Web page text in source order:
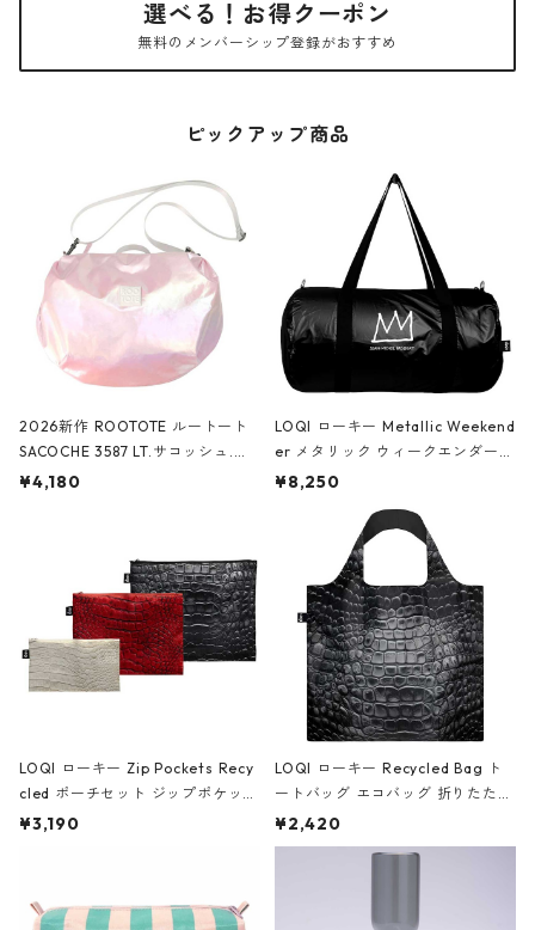
選べる！お得クーポン
無料のメンバーシップ登録がおすすめ
ピックアップ商品
2026新作 ROOTOTE ルートート
SACOCHE 3587 LT.サコッシュ.ル
ミエ-B ショルダーバッグ グロスピ
¥4,180
LOQI ローキー Metallic Weekend
er メタリック ウィークエンダー
ボストンバッグ ショルダーバッグ
Black ジャン=ミッシェル・バスキ
ア/クラウン ブラック
¥8,250
LOQI ローキー Zip Pockets Recy
cled ポーチセット ジップポケット
ファスナーポーチ 撥水加工 トラベ
ーガンディー、オフホワイト
¥3,190
LOQI ローキー Recycled Bag ト
ートバッグ エコバッグ 折りたたみ
大きめ 撥水加工 収納ポーチ CRO
CODILE/Black クロコダイル/ブラ
¥2,420